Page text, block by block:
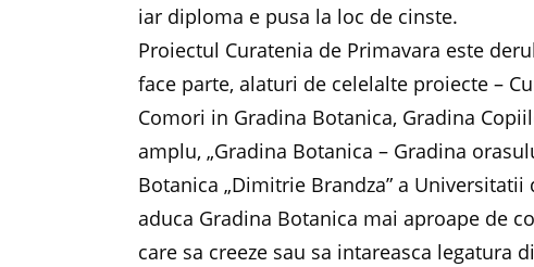
iar diploma e pusa la loc de cinste.
Proiectul Curatenia de Primavara este
face parte, alaturi de celelalte proiecte –
Comori in Gradina Botanica, Gradina
amplu, „Gradina Botanica – Gradina
Botanica „Dimitrie Brandza” a
aduca Gradina Botanica mai aproape de
care sa creeze sau sa intareasca legatura